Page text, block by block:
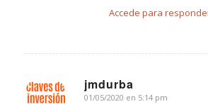
Accede para
jmdurba
Dice:
01/05/2020 en 5:14 pm